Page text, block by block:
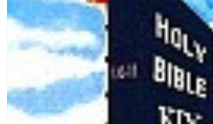
❏말씀침례교회 ❏AV1611.net
Yoon
Graceful, Wonderful, Powerful, Inspirational
preaching!!
구독하기
카카오톡